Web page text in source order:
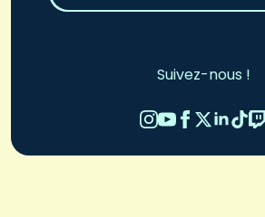
Suivez-nous !